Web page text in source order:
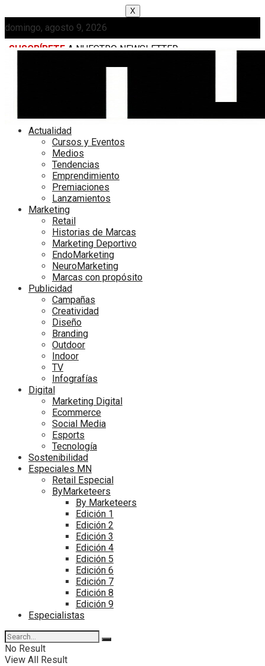
X
domingo, agosto 9, 2026
SUSCRÍBETE A NUESTRO NEWSLETTER
Actualidad
Cursos y Eventos
Medios
Tendencias
Emprendimiento
Premiaciones
Lanzamientos
Marketing
Retail
Historias de Marcas
Marketing Deportivo
EndoMarketing
NeuroMarketing
Marcas con propósito
Publicidad
Campañas
Creatividad
Diseño
Branding
Outdoor
Indoor
TV
Infografías
Digital
Marketing Digital
Ecommerce
Social Media
Esports
Tecnología
Sostenibilidad
Especiales MN
Retail Especial
ByMarketeers
By Marketeers
Edición 1
Edición 2
Edición 3
Edición 4
Edición 5
Edición 6
Edición 7
Edición 8
Edición 9
Especialistas
No Result
View All Result